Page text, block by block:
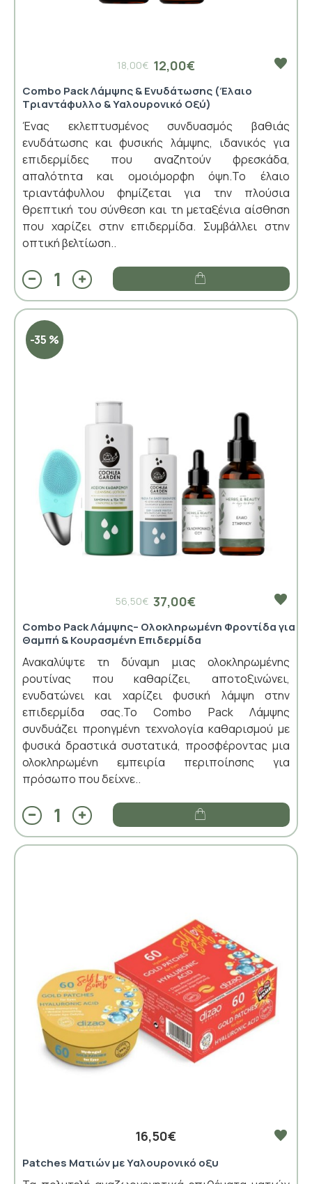
12,00€
18,00€
Combo Pack Λάμψης & Ενυδάτωσης (Έλαιο
Τριαντάφυλλο & Υαλουρονικό Οξύ)
Ένας εκλεπτυσμένος συνδυασμός βαθιάς
ενυδάτωσης και φυσικής λάμψης, ιδανικός για
επιδερμίδες που αναζητούν φρεσκάδα,
απαλότητα και ομοιόμορφη όψη.Το έλαιο
τριαντάφυλλου φημίζεται για την πλούσια
θρεπτική του σύνθεση και τη μεταξένια αίσθηση
που χαρίζει στην επιδερμίδα. Συμβάλλει στην
οπτική βελτίωση..
-35 %
37,00€
56,50€
Combo Pack Λάμψης– Ολοκληρωμένη Φροντίδα για
Θαμπή & Κουρασμένη Επιδερμίδα
Ανακαλύψτε τη δύναμη μιας ολοκληρωμένης
ρουτίνας που καθαρίζει, αποτοξινώνει,
ενυδατώνει και χαρίζει φυσική λάμψη στην
επιδερμίδα σας.Το Combo Pack Λάμψης
συνδυάζει προηγμένη τεχνολογία καθαρισμού με
φυσικά δραστικά συστατικά, προσφέροντας μια
ολοκληρωμένη εμπειρία περιποίησης για
πρόσωπο που δείχνε..
16,50€
Patches Ματιών με Υαλουρονικό οξυ